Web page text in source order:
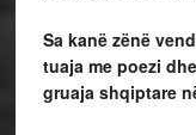
Sa kanë zënë
tuaja me poezi
gruaja shqiptare